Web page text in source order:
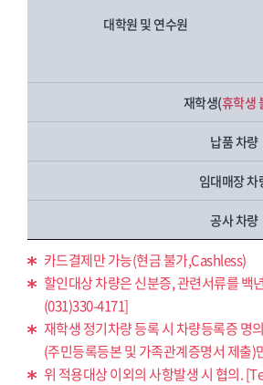
대학원 및 연수원
재학생(휴학생
납품 차량
임대매장 차
공사 차량
카드결제만 가능(현금 불가,Cashless)
할인대상 차량은 신분증, 관련서류를 백
(031)330-4171]
재학생 정기차량 등록 시 차량등록증 명
(주민등록등본 및 가족관계증명서 제출)
위 적용대상 이외의 사항발생 시 협의.